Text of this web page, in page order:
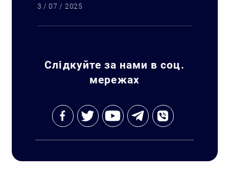
3 / 07 / 2025
Слідкуйте за нами в соц.
мережах